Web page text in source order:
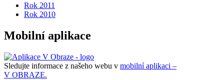
Rok 2011
Rok 2010
Mobilní aplikace
Sledujte informace z našeho webu v mobilní aplikaci –
V OBRAZE.